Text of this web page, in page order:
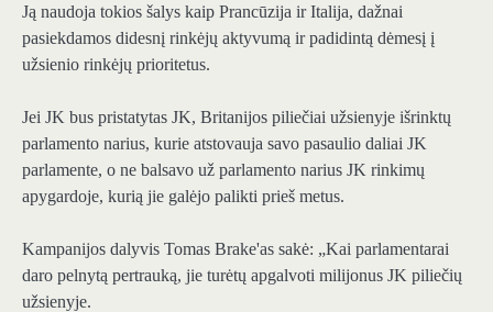
Ją naudoja tokios šalys kaip Prancūzija ir Italija, dažnai
pasiekdamos didesnį rinkėjų aktyvumą ir padidintą dėmesį į
užsienio rinkėjų prioritetus.
Jei JK bus pristatytas JK, Britanijos piliečiai užsienyje išrinktų
parlamento narius, kurie atstovauja savo pasaulio daliai JK
parlamente, o ne balsavo už parlamento narius JK rinkimų
apygardoje, kurią jie galėjo palikti prieš metus.
Kampanijos dalyvis Tomas Brake'as sakė: „Kai parlamentarai
daro pelnytą pertrauką, jie turėtų apgalvoti milijonus JK piliečių
užsienyje.